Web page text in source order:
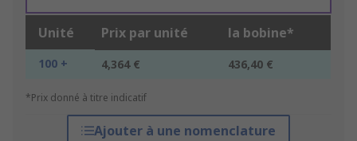
Unité Prix par unité la bobine*
100 + 4,364 € 436,40 €
*Prix donné à titre indicatif
Ajouter à une nomenclature